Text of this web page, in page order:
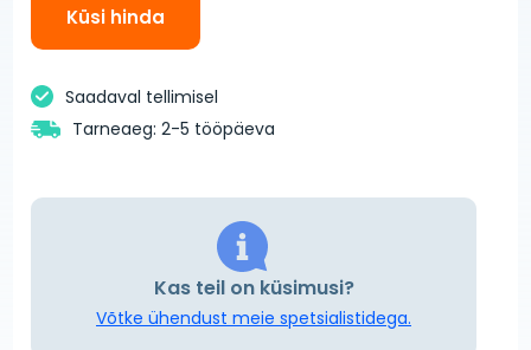
Küsi hinda
Saadaval tellimisel
Tarneaeg: 2-5 tööpäeva
Kas teil on küsimusi?
Võtke ühendust meie spetsialistidega.